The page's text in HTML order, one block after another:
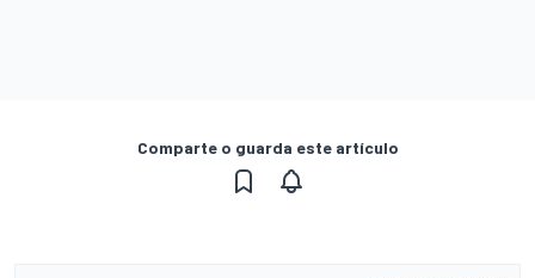
Comparte o guarda este artículo